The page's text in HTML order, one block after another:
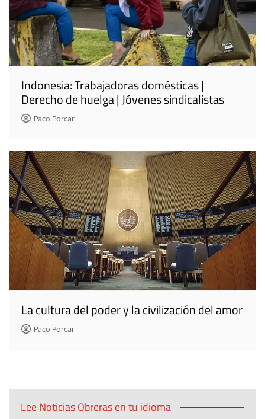
Indonesia: Trabajadoras domésticas |
Derecho de huelga | Jóvenes sindicalistas
Paco Porcar
La cultura del poder y la civilización del amor
Paco Porcar
Lee Noticias Obreras en tu idioma